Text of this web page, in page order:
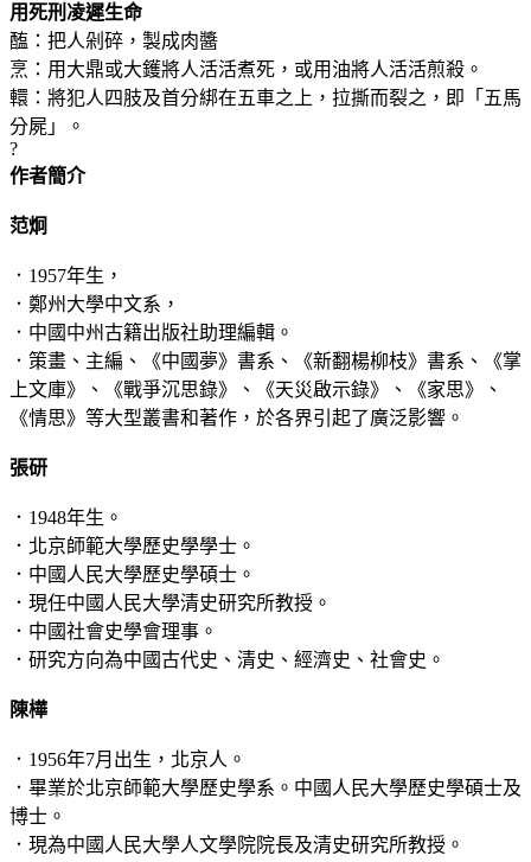
用死刑凌遲生命
醢：把人剁碎，製成肉醬
烹：用大鼎或大鑊將人活活煮死，或用油將人活活煎殺。
轘：將犯人四肢及首分綁在五車之上，拉撕而裂之，即「五馬
分屍」。
?
作者簡介
范炯
．1957年生，
．鄭州大學中文系，
．中國中州古籍出版社助理編輯。
．策畫、主編、《中國夢》書系、《新翻楊柳枝》書系、《掌
上文庫》、《戰爭沉思錄》、《天災啟示錄》、《家思》、
《情思》等大型叢書和著作，於各界引起了廣泛影響。
張研
．1948年生。
．北京師範大學歷史學學士。
．中國人民大學歷史學碩士。
．現任中國人民大學清史研究所教授。
．中國社會史學會理事。
．研究方向為中國古代史、清史、經濟史、社會史。
陳樺
．1956年7月出生，北京人。
．畢業於北京師範大學歷史學系。中國人民大學歷史學碩士及
博士。
．現為中國人民大學人文學院院長及清史研究所教授。